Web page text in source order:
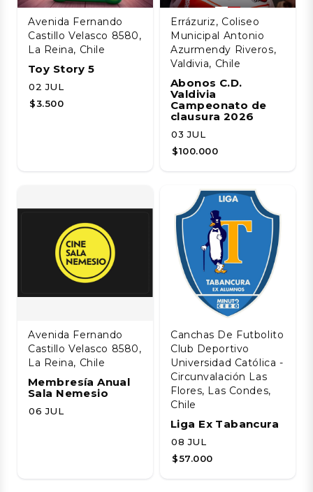
Avenida Fernando
Castillo Velasco 8580,
La Reina, Chile
Toy Story 5
02 JUL
$3.500
Errázuriz, Coliseo
Municipal Antonio
Azurmendy Riveros,
Valdivia, Chile
Abonos C.D.
Valdivia
Campeonato de
clausura 2026
03 JUL
$100.000
Avenida Fernando
Castillo Velasco 8580,
La Reina, Chile
Membresía Anual
Sala Nemesio
06 JUL
Canchas De Futbolito
Club Deportivo
Universidad Católica -
Circunvalación Las
Flores, Las Condes,
Chile
Liga Ex Tabancura
08 JUL
$57.000